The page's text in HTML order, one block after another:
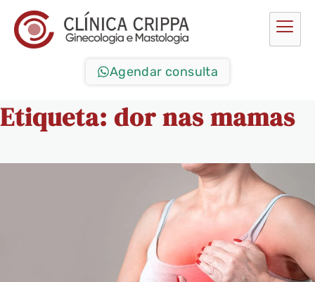
Agendar consulta
Etiqueta: dor nas mamas